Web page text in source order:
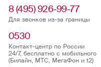
8 (495) 926-99-77
Для звонков из-за границы
0530
Контакт-центр по России
24/7, бесплатно с мобильного
(Билайн, МТС, МегаФон и t2)